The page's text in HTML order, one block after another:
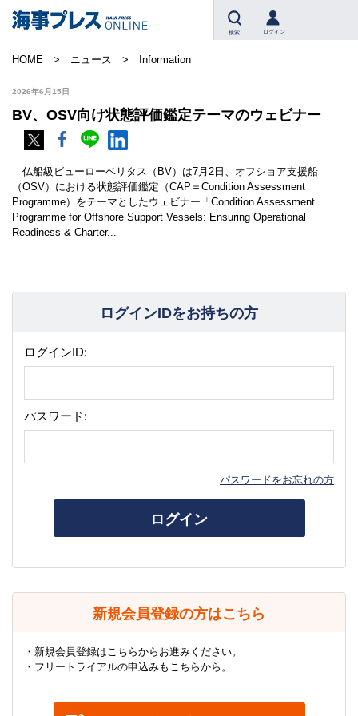
検索 ログイン
HOME ニュース Information
2026年6月15日
BV、OSV向け状態評価鑑定テーマのウェビナー
仏船級ビューローベリタス（BV）は7月2日、オフショア支援船
（OSV）における状態評価鑑定（CAP＝Condition Assessment
Programme）をテーマとしたウェビナー「Condition Assessment
Programme for Offshore Support Vessels: Ensuring Operational
Readiness & Charter...
ログインIDをお持ちの方
ログインID:
パスワード:
パスワードをお忘れの方
ログイン
新規会員登録の方はこちら
・新規会員登録はこちらからお進みください。
・フリートライアルの申込みもこちらから。